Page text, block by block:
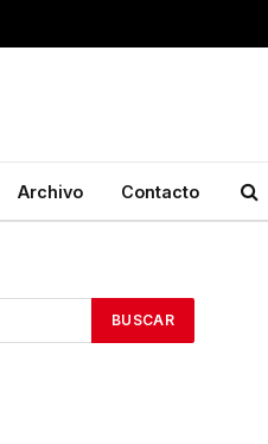
Archivo Contacto